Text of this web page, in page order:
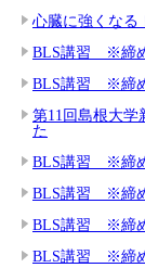
心臓に強くなる
BLS講習 ※締
BLS講習 ※締
第11回島根大
た
BLS講習 ※締
BLS講習 ※締
BLS講習 ※締
BLS講習 ※締